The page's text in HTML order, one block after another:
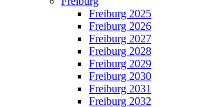
Freiburg 2025
Freiburg 2026
Freiburg 2027
Freiburg 2028
Freiburg 2029
Freiburg 2030
Freiburg 2031
Freiburg 2032